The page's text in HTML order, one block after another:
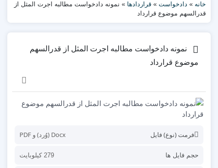
خانه » دادخواست » قراردادها » نمونه دادخواست مطالبه اجرت المثل از
قدرالسهم موضوع قرارداد
نمونه دادخواست مطالبه اجرت المثل از قدرالسهم
موضوع قرارداد
فرمت (نوع) فایل Docx (وُرد) و PDF
حجم فایل ها 279 کیلوبایت